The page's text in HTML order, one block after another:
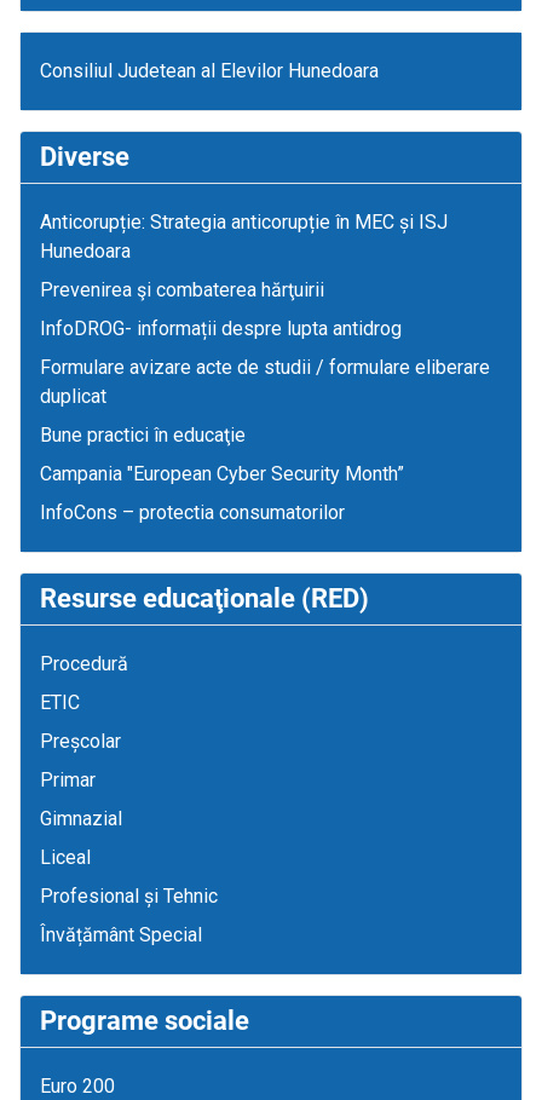
Consiliul Judetean al Elevilor Hunedoara
Diverse
Anticorupție: Strategia anticorupție în MEC și ISJ
Hunedoara
Prevenirea şi combaterea hărţuirii
InfoDROG- informații despre lupta antidrog
Formulare avizare acte de studii / formulare eliberare
duplicat
Bune practici în educaţie
Campania "European Cyber Security Month”
InfoCons – protectia consumatorilor
Resurse educaţionale (RED)
Procedură
ETIC
Preșcolar
Primar
Gimnazial
Liceal
Profesional și Tehnic
Învățământ Special
Programe sociale
Euro 200